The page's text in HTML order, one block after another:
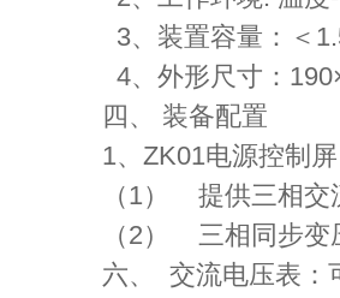
3、装置容量：＜
4、外形尺寸：
四、 装备配置
1、ZK01电源控制
（1） 提供三相交
（2） 三相同步
六、 交流电压表：